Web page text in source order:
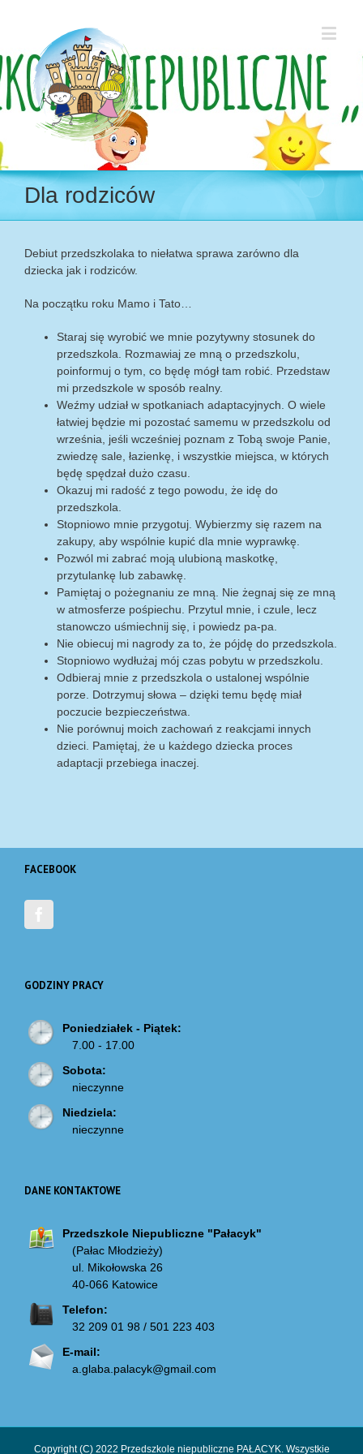
Dla rodziców
Debiut przedszkolaka to niełatwa sprawa zarówno dla
dziecka jak i rodziców.
Na początku roku Mamo i Tato…
Staraj się wyrobić we mnie pozytywny stosunek do
przedszkola. Rozmawiaj ze mną o przedszkolu,
poinformuj o tym, co będę mógł tam robić. Przedstaw
mi przedszkole w sposób realny.
Weźmy udział w spotkaniach adaptacyjnych. O wiele
łatwiej będzie mi pozostać samemu w przedszkolu od
września, jeśli wcześniej poznam z Tobą swoje Panie,
zwiedzę sale, łazienkę, i wszystkie miejsca, w których
będę spędzał dużo czasu.
Okazuj mi radość z tego powodu, że idę do
przedszkola.
Stopniowo mnie przygotuj. Wybierzmy się razem na
zakupy, aby wspólnie kupić dla mnie wyprawkę.
Pozwól mi zabrać moją ulubioną maskotkę,
przytulankę lub zabawkę.
Pamiętaj o pożegnaniu ze mną. Nie żegnaj się ze mną
w atmosferze pośpiechu. Przytul mnie, i czule, lecz
stanowczo uśmiechnij się, i powiedz pa-pa.
Nie obiecuj mi nagrody za to, że pójdę do przedszkola.
Stopniowo wydłużaj mój czas pobytu w przedszkolu.
Odbieraj mnie z przedszkola o ustalonej wspólnie
porze. Dotrzymuj słowa – dzięki temu będę miał
poczucie bezpieczeństwa.
Nie porównuj moich zachowań z reakcjami innych
dzieci. Pamiętaj, że u każdego dziecka proces
adaptacji przebiega inaczej.
FACEBOOK
GODZINY PRACY
Poniedziałek - Piątek:
7.00 - 17.00
Sobota:
nieczynne
Niedziela:
nieczynne
DANE KONTAKTOWE
Przedszkole Niepubliczne "Pałacyk"
(Pałac Młodzieży)
ul. Mikołowska 26
40-066 Katowice
Telefon:
32 209 01 98 / 501 223 403
E-mail:
a.glaba.palacyk@gmail.com
Copyright (C) 2022 Przedszkole niepubliczne PAŁACYK. Wszystkie